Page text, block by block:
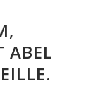
ABEL